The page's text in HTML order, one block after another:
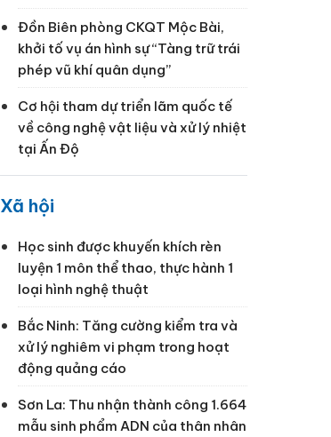
Đồn Biên phòng CKQT Mộc Bài,
khởi tố vụ án hình sự “Tàng trữ trái
phép vũ khí quân dụng”
Cơ hội tham dự triển lãm quốc tế
về công nghệ vật liệu và xử lý nhiệt
tại Ấn Độ
Xã hội
Học sinh được khuyến khích rèn
luyện 1 môn thể thao, thực hành 1
loại hình nghệ thuật
Bắc Ninh: Tăng cường kiểm tra và
xử lý nghiêm vi phạm trong hoạt
động quảng cáo
Sơn La: Thu nhận thành công 1.664
mẫu sinh phẩm ADN của thân nhân